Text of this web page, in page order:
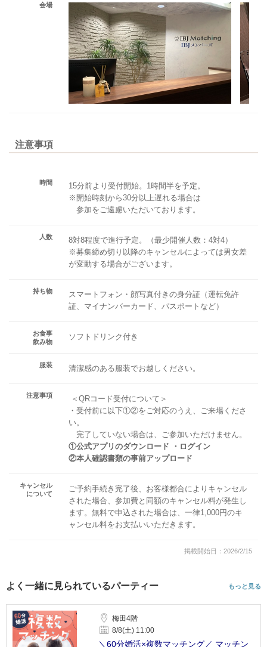
会場
注意事項
時間
15分前より受付開始。1時間半を予定。
※開始時刻から30分以上遅れる場合は
参加をご遠慮いただいております。
人数
8対8程度で進行予定。（最少開催人数：4対4）
※募集締め切り以降のキャンセルによっては男女差
が変動する場合がございます。
持ち物
スマートフォン・顔写真付きの身分証（運転免許
証、マイナンバーカード、パスポートなど）
お食事
飲み物
ソフトドリンク付き
服装 清潔感のある服装でお越しください。
注意事項
＜QRコード受付について＞
・受付前に以下①②をご対応のうえ、ご来場くださ
い。
完了していない場合は、ご参加いただけません。
①公式アプリのダウンロード ・ログイン
②本人確認書類の事前アップロード
キャンセル
について
ご予約手続き完了後、お客様都合によりキャンセル
された場合、参加費と同額のキャンセル料が発生し
ます。無料で申込された場合は、一律1,000円のキ
ャンセル料をお支払いいただきます。
掲載開始日：2026/2/15
よく一緒に見られているパーティー もっと見る
梅田4階
8/8(土) 11:00
＼60分婚活×複数マッチング／ マッチン